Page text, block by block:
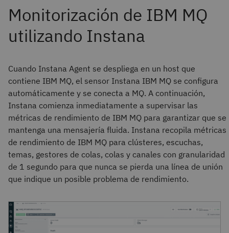
Cuando Instana Agent se despliega en un host que
contiene IBM MQ, el sensor Instana IBM MQ se configura
automáticamente y se conecta a MQ. A continuación,
Instana comienza inmediatamente a supervisar las
métricas de rendimiento de IBM MQ para garantizar que se
mantenga una mensajería fluida. Instana recopila métricas
de rendimiento de IBM MQ para clústeres, escuchas,
temas, gestores de colas, colas y canales con granularidad
de 1 segundo para que nunca se pierda una línea de unión
que indique un posible problema de rendimiento.